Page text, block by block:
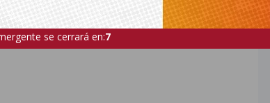
se cerrará en:5